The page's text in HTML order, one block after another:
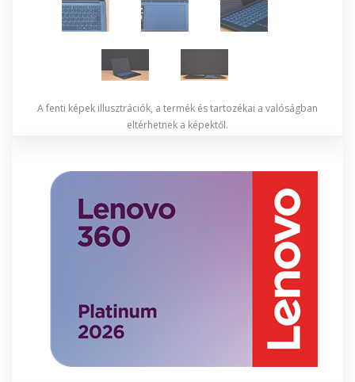
A fenti képek illusztrációk, a termék és tartozékai a valóságban
eltérhetnek a képektől.